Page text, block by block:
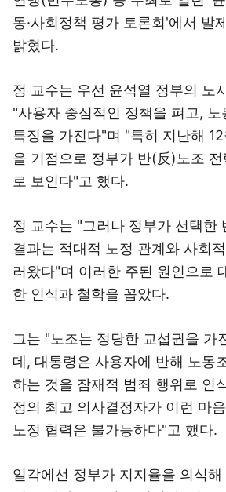
동·사회정책 평가 토론회'에서 발
밝혔다.
정 교수는 우선 윤석열 정부의 노
"사용자 중심적인 정책을 펴고,
특징을 가진다"며 "특히 지난해
을 기점으로 정부가 반(反)노조
로 보인다"고 했다.
정 교수는 "그러나 정부가 선택한
결과는 적대적 노정 관계와 사회
러왔다"며 이러한 주된 원인으로
한 인식과 철학을 꼽았다.
그는 "노조는 정당한 교섭권을 가
데, 대통령은 사용자에 반해 노동
하는 것을 잠재적 범죄 행위로 인
정의 최고 의사결정자가 이런 마
노정 협력은 불가능하다"고 했다.
일각에선 정부가 지지율을 의식